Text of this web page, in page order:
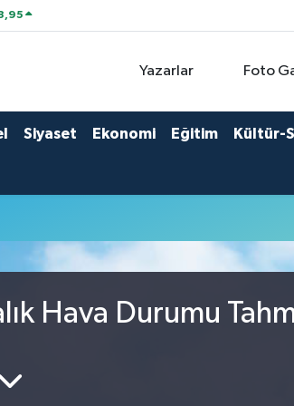
Yazarlar Foto
Siyaset Ekonomi Eğitim Kültür-
Hava Durumu